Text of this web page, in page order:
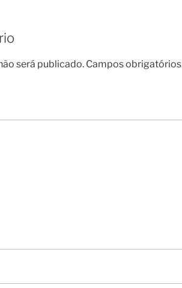
será publicado. Campos obrigatórios